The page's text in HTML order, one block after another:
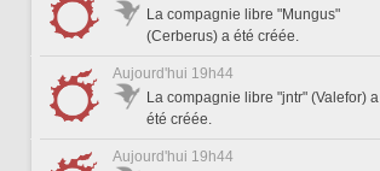
La compagnie libre "Mungus"
(Cerberus) a été créée.
Aujourd'hui 19h44
La compagnie libre "jntr" (Valefor) a
été créée.
Aujourd'hui 19h44